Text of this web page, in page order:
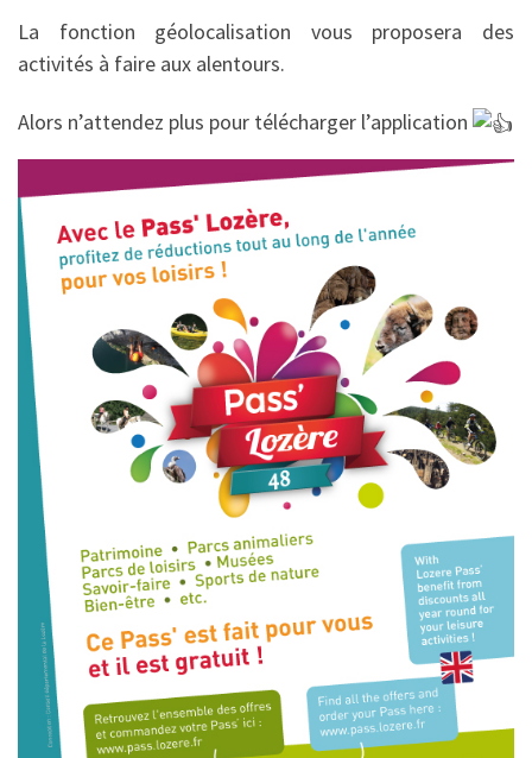
La fonction géolocalisation vous proposera des
activités à faire aux alentours.
Alors n’attendez plus pour télécharger l’application